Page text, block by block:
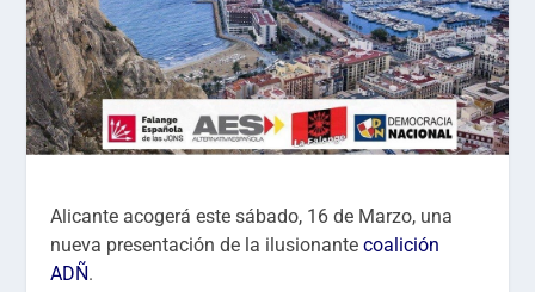
Alicante acogerá este sábado, 16 de Marzo, una
nueva presentación de la ilusionantecoalición
ADÑ.